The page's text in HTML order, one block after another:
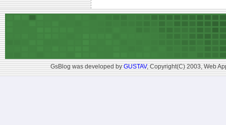
GsBlog was developed byGUSTAV, Copyright(C) 2003, Web